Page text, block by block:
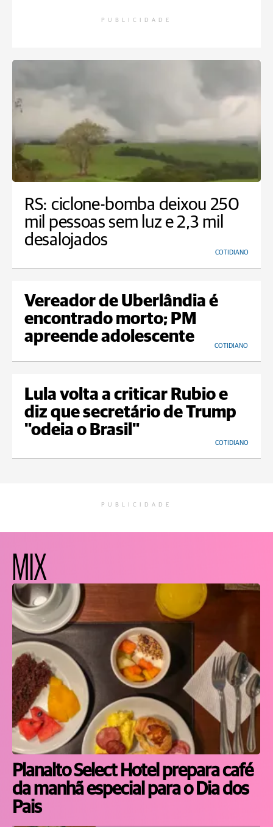
PUBLICIDADE
RS: ciclone-bomba deixou 250
mil pessoas sem luz e 2,3 mil
desalojados
COTIDIANO
Vereador de Uberlândia é
encontrado morto; PM
apreende adolescente
COTIDIANO
Lula volta a criticar Rubio e
diz que secretário de Trump
"odeia o Brasil"
COTIDIANO
PUBLICIDADE
MIX
Planalto Select Hotel prepara café
da manhã especial para o Dia dos
Pais